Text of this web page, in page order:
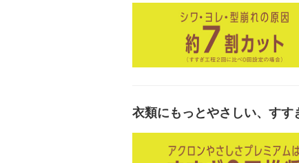
衣類にもっとやさしい、すす